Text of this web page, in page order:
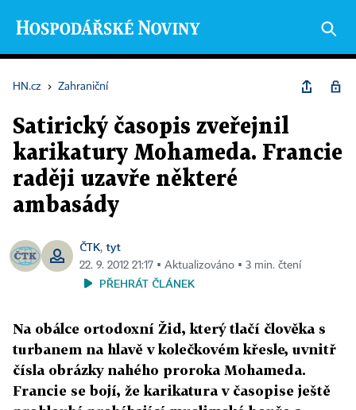
HN.cz › Zahraniční
Satirický časopis zveřejnil
karikatury Mohameda. Francie
raději uzavře některé
ambasády
ČTK, tyt
22. 9. 2012 21:17 ▪ Aktualizováno ▪ 3 min. čtení
PŘEHRÁT ČLÁNEK
Na obálce ortodoxní Žid, který tlačí člověka s
turbanem na hlavě v kolečkovém křesle, uvnitř
čísla obrázky nahého proroka Mohameda.
Francie se bojí, že karikatura v časopise ještě